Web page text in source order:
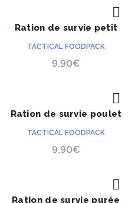
ACHETER
Ration de survie petit
TACTICAL FOODPACK
9.90€
ACHETER
Ration de survie poulet
TACTICAL FOODPACK
9.90€
Ration de survie purée